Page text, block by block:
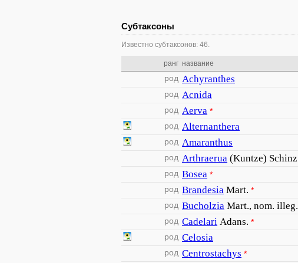
Субтаксоны
Известно субтаксонов: 46.
ранг название
род Achyranthes
род Acnida
род Aerva *
род Alternanthera
род Amaranthus
род Arthraerua (Kuntze) Schinz
род Bosea *
род Brandesia Mart. *
род Bucholzia Mart., nom. illeg.
род Cadelari Adans. *
род Celosia
род Centrostachys *